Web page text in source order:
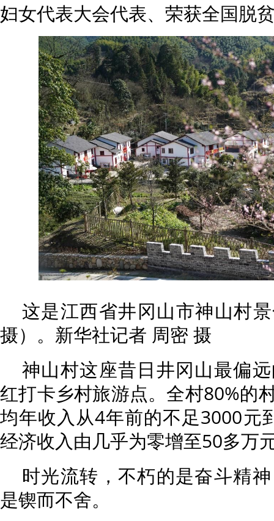
妇女代表大会代表、荣获全国脱
这是江西省井冈山市神山村
摄）。新华社记者 周密 摄
神山村这座昔日井冈山最偏
红打卡乡村旅游点。全村80%的
均年收入从4年前的不足3000元
经济收入由几乎为零增至50多万
时光流转，不朽的是奋斗精
是锲而不舍。